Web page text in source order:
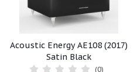
Acoustic Energy AE108 (2017)
Satin Black
(0)